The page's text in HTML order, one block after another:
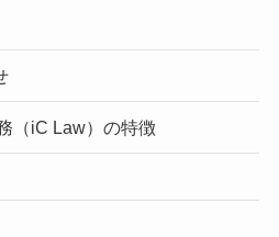
（iC Law）の特徴